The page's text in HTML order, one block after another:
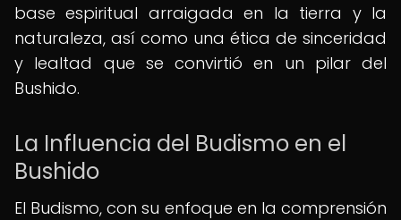
base espiritual arraigada en la tierra y la
naturaleza, así como una ética de sinceridad
y lealtad que se convirtió en un pilar del
Bushido.
La Influencia del Budismo en el
Bushido
El Budismo, con su enfoque en la comprensión